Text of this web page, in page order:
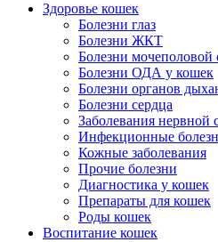
Здоровье кошек
Болезни глаз
Болезни ЖКТ
Болезни мочеполовой
Болезни ОДА у кошек
Болезни органов
Болезни сердца
Заболевания нервной
Инфекционные
Кожные заболевания
Прочие болезни
Диагностика у кошек
Препараты для кошек
Роды кошек
Воспитание кошек